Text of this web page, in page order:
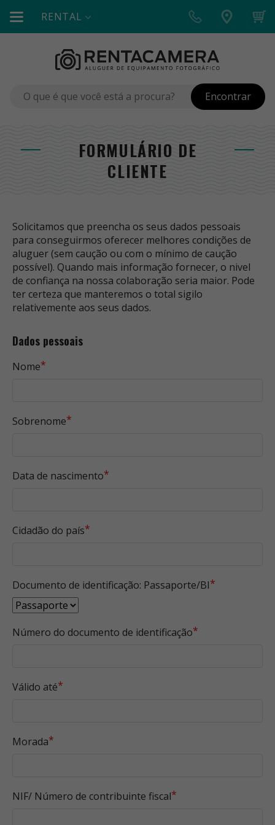
Encontrar
RENTAL
FORMULÁRIO DE
CLIENTE
Solicitamos que preencha os seus dados pessoais
para conseguirmos oferecer melhores condições de
aluguer (sem caução ou com o mínimo de caução
possível). Quando mais informação fornecer, o nivel
de confiança na nossa colaboração seria maior. Pode
ter certeza que manteremos o total sigilo
relativemente aos seus dados.
Dados pessoais
Nome*
Sobrenome*
Data de nascimento*
Cidadão do país*
Documento de identificação: Passaporte/BI*
Número do documento de identificação*
Válido até*
Morada*
NIF/ Número de contribuinte fiscal*